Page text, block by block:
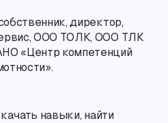
,директор,
, ООО ТОЛК, ООО ТЛК
«Центр компетенций
навыки, найти